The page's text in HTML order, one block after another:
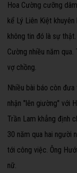
Hoa Cường cưỡng
kể Lý Liên Kiệt
không tin đó là sự
Cường nhiều năm
vợ chồng.
Nhiều bài báo còn
nhận "lên giường" với
Trần Lam khẳng định
30 năm qua hai người
tới công việc. Ông
nữ.